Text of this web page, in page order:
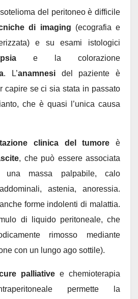
del peritoneo è difficile
di imaging (ecografia e
e su esami istologici
e la colorazione
. L’anamnesi del paziente è
capire se ci sia stata in passato
che è quasi l’unica causa
clinica del tumore è
, che può essere associata
massa palpabile, calo
astenia, anoressia.
forme indolenti di malattia.
di liquido peritoneale, che
rimosso mediante
con un lungo ago sottile).
palliative e chemioterapia
permette la